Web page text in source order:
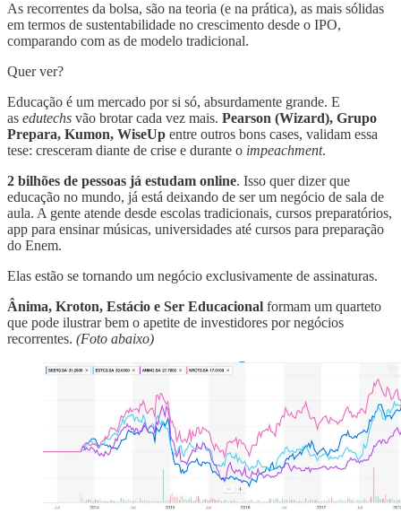
As recorrentes da bolsa, são na teoria (e na prática), as mais sólidas
em termos de sustentabilidade no crescimento desde o IPO,
comparando com as de modelo tradicional.
Quer ver?
Educação é um mercado por si só, absurdamente grande. E
as edutechs vão brotar cada vez mais. Pearson (Wizard), Grupo
Prepara, Kumon, WiseUp entre outros bons cases, validam essa
tese: cresceram diante de crise e durante o impeachment.
2 bilhões de pessoas já estudam online. Isso quer dizer que
educação no mundo, já está deixando de ser um negócio de sala de
aula. A gente atende desde escolas tradicionais, cursos preparatórios,
app para ensinar músicas, universidades até cursos para preparação
do Enem.
Elas estão se tornando um negócio exclusivamente de assinaturas.
Ânima, Kroton, Estácio e Ser Educacional formam um quarteto
que pode ilustrar bem o apetite de investidores por negócios
recorrentes. (Foto abaixo)